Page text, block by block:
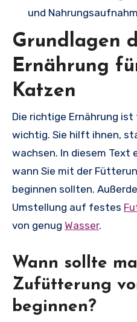
und
Grundlagen
Ernährung
Katzen
Die richtige Ernährung ist
wichtig. Sie hilft ihnen,
wachsen. In diesem Text
wann Sie mit der
beginnen sollten.
Umstellung auf festes
von genug Wasser.
Wann sollte
Zufütterung
beginnen?